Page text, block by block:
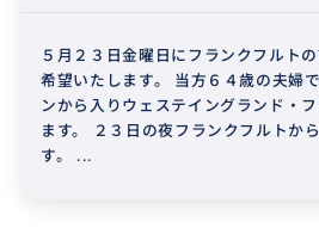
５月２３日金曜日にフランクフルト
希望いたします。 当方６４歳の夫婦
ンから入りウェステイングランド・
ます。 ２３日の夜フランクフルトか
す。 ...